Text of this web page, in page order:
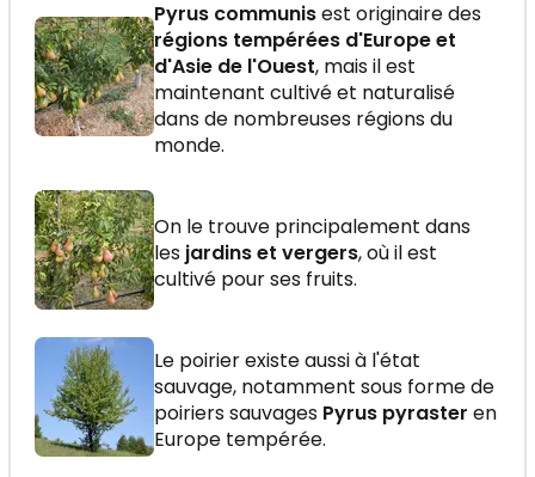
Pyrus communisest originaire des
régions tempérées d'Europe et
d'Asie de l'Ouest, mais il est
maintenant cultivé et naturalisé
dans de nombreuses régions du
monde.
On le trouve principalement dans
les jardins et vergers, où il est
cultivé pour ses fruits.
Le poirier existe aussi à l'état
sauvage, notamment sous forme de
poiriers sauvages Pyrus pyraster en
Europe tempérée.